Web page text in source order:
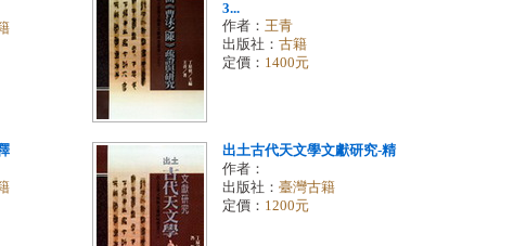
3...
作者： 王青
出版社： 古籍
定價： 1400元
出土古代天文學文獻研究-精
作者：
出版社： 臺灣古籍
定價： 1200元